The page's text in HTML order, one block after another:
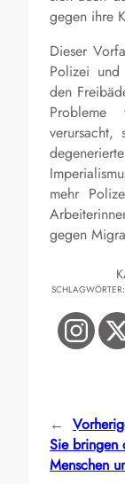
gegen ihre
Dieser
Polizei
den
verursacht,
mehr
gegen
SCHLAGWÖRTER:
←
Sie bringen
Menschen